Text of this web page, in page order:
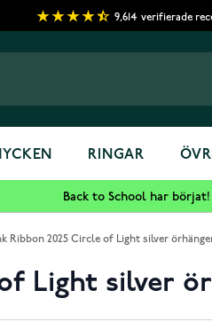
9,614 verifierade
RINGAR
Back to School har
Ribbon 2025 Circle of Light silver
Light silver